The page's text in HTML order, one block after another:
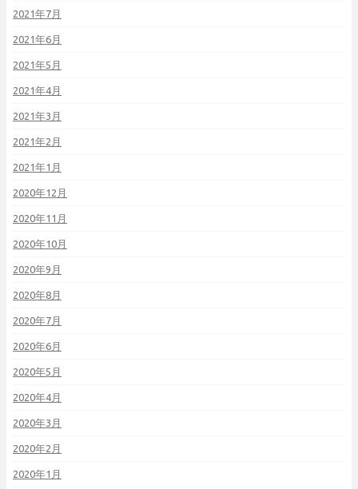
2021年7月
2021年6月
2021年5月
2021年4月
2021年3月
2021年2月
2021年1月
2020年12月
2020年11月
2020年10月
2020年9月
2020年8月
2020年7月
2020年6月
2020年5月
2020年4月
2020年3月
2020年2月
2020年1月